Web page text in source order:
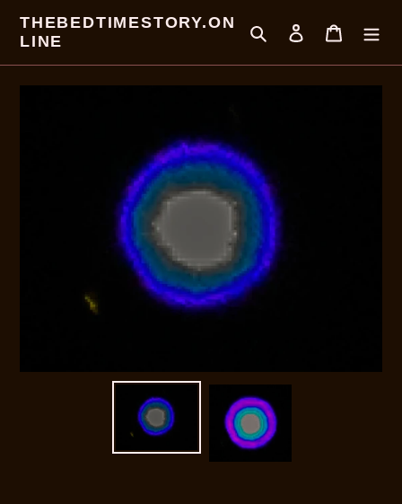
zum
Inhalt
THEBEDTIMESTORY.ON
LINE
Suchen Einloggen